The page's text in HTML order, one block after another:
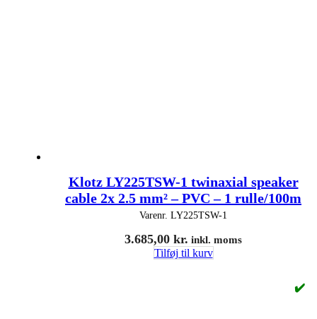
Klotz LY225TSW-1 twinaxial speaker
cable 2x 2.5 mm² – PVC – 1 rulle/100m
Varenr. LY225TSW-1
3.685,00 kr. inkl. moms
Tilføj til kurv
✔️